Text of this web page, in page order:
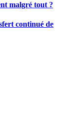
malgré tout ?
continué de